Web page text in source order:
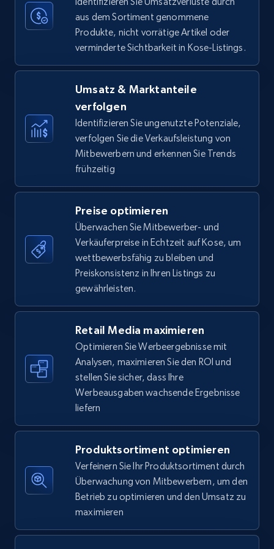
URL, Product name, Product rating, Product
rating object, Product rating max, Rating,
Author name, Asin, and more.
7.4K+ 870+ Jetzt anfangen
Walmart - products
URL, Final price, Sku, Currency, Gtin,
Specifications, Image urls, Top reviews, and
more.
875+ Jetzt anfangen
Walmart - products - Find new products by
using specific category URL
URL, Final price, Sku, Currency, Gtin,
Specifications, Image urls, Top reviews, and
5.6K+ 875+ Jetzt anfangen
Walmart - products - Collects products by
specific keywords
Specifications, Image urls, Top reviews, and
aus dem Sortiment genommene
Produkte, nicht vorrätige Artikel oder
verminderte Sichtbarkeit in Kose-Listings.
Umsatz & Marktanteile
verfolgen
Identifizieren Sie ungenutzte Potenziale,
verfolgen Sie die Verkaufsleistung von
Mitbewerbern und erkennen Sie Trends
frühzeitig
Preise optimieren
Überwachen Sie Mitbewerber- und
Verkäuferpreise in Echtzeit auf Kose, um
wettbewerbsfähig zu bleiben und
Preiskonsistenz in Ihren Listings zu
gewährleisten.
Retail Media maximieren
Optimieren Sie Werbeergebnisse mit
Analysen, maximieren Sie den ROI und
stellen Sie sicher, dass Ihre
Werbeausgaben wachsende Ergebnisse
liefern
Produktsortiment optimieren
Verfeinern Sie Ihr Produktsortiment durch
Überwachung von Mitbewerbern, um den
Betrieb zu optimieren und den Umsatz zu
maximieren